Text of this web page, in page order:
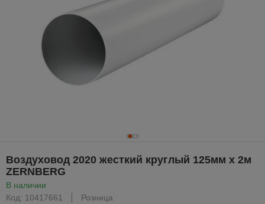
Воздуховод 2020 жесткий круглый 125мм х 2м
ZERNBERG
В наличии
Код: 10417661
Розница